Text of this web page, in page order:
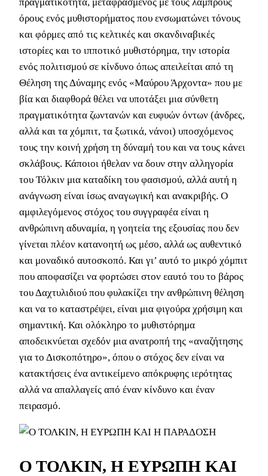
όρους ενός μυθιστορήματος που ενσωματώνει τόνους
και φόρμες από τις κελτικές και σκανδιναβικές
ιστορίες και το ιπποτικό μυθιστόρημα, την ιστορία
ενός πολιτισμού σε κίνδυνο όπως απειλείται από τη
Θέληση της Δύναμης ενός «Μαύρου Άρχοντα» που με
βία και διαφθορά θέλει να υποτάξει μια σύνθετη
πραγματικότητα ζωντανών και ευφυών όντων (άνδρες,
αλλά και τα χόμπιτ, τα ξωτικά, νάνοι) υποσχόμενος
τους την κοινή χρήση τη δύναμή του και να τους κάνει
σκλάβους. Κάποιοι ήθελαν να δουν στην αλληγορία
του Τόλκιν μια καταδίκη του φασισμού, αλλά αυτή η
ανάγνωση είναι ίσως αναγωγική και ανακριβής. Ο
αμφιλεγόμενος στόχος του συγγραφέα είναι η
ανθρώπινη αδυναμία, η γοητεία της εξουσίας που δεν
γίνεται πλέον κατανοητή ως μέσο, αλλά ως αυθεντικό
και μοναδικό αυτοσκοπό. Και γι’ αυτό το μικρό χόμπιτ
που αποφασίζει να φορτώσει στον εαυτό του το βάρος
του Δαχτυλιδιού που φυλακίζει την ανθρώπινη θέληση
και να το καταστρέψει, είναι μια φιγούρα χρήσιμη και
σημαντική. Και ολόκληρο το μυθιστόρημα
αποδεικνύεται σχεδόν μια ανατροπή της «αναζήτησης
για το Δισκοπότηρο», όπου ο στόχος δεν είναι να
κατακτήσεις ένα αντικείμενο απόκρυφης ιερότητας
αλλά να απαλλαγείς από έναν κίνδυνο και έναν
πειρασμό.
Ο ΤΟΛΚΙΝ, Η ΕΥΡΩΠΗ ΚΑΙ